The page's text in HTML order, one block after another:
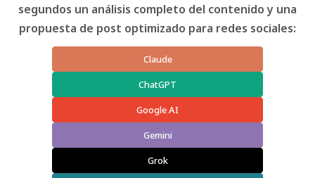
segundos un análisis completo del contenido y una
propuesta de post optimizado para redes sociales:
Claude
ChatGPT
Google AI
Gemini
Grok